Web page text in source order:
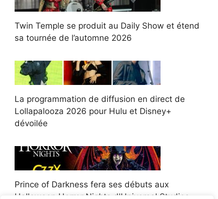
Twin Temple se produit au Daily Show et étend
sa tournée de l’automne 2026
La programmation de diffusion en direct de
Lollapalooza 2026 pour Hulu et Disney+
dévoilée
Prince of Darkness fera ses débuts aux
Halloween Horror Nights d'Universal Studios